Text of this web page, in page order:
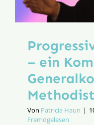
– ein
Von Patricia Haun |
Fremdgelesen